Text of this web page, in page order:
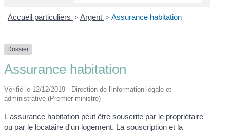
Accueil particuliers > Argent > Assurance habitation
Dossier
Assurance habitation
Vérifié le 12/12/2019 - Direction de l'information légale et
administrative (Premier ministre)
L'assurance habitation peut être souscrite par le propriétaire
ou par le locataire d'un logement. La souscription et la